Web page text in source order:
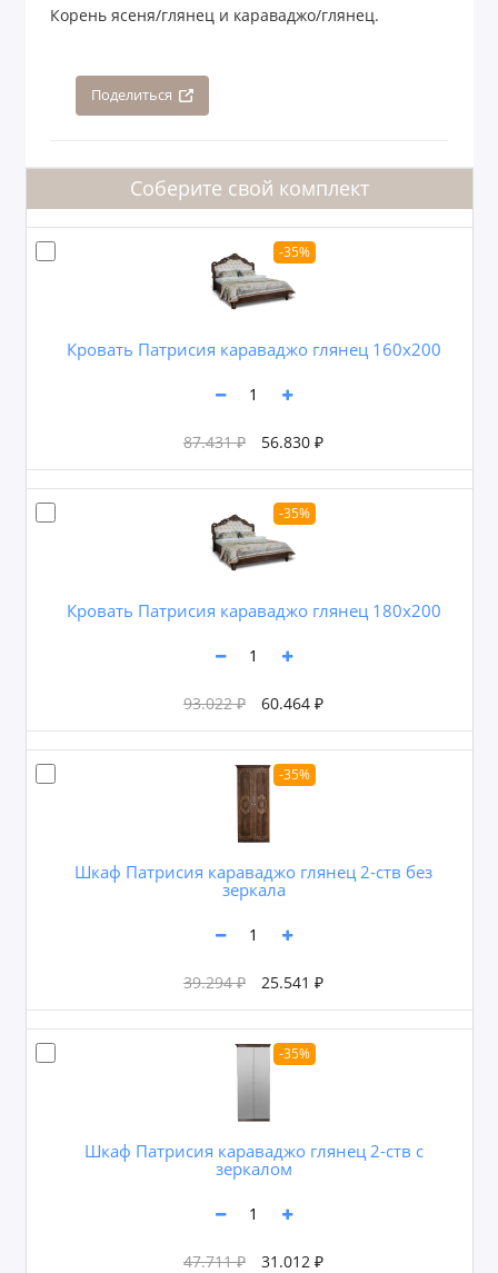
Корень ясеня/глянец и караваджо/глянец.
Поделиться
Соберите свой комплект
-35%
Кровать Патрисия караваджо глянец 160х200
87.431 ₽ 56.830 ₽
-35%
Кровать Патрисия караваджо глянец 180х200
93.022 ₽ 60.464 ₽
-35%
Шкаф Патрисия караваджо глянец 2-ств без
зеркала
39.294 ₽ 25.541 ₽
-35%
Шкаф Патрисия караваджо глянец 2-ств с
зеркалом
47.711 ₽ 31.012 ₽